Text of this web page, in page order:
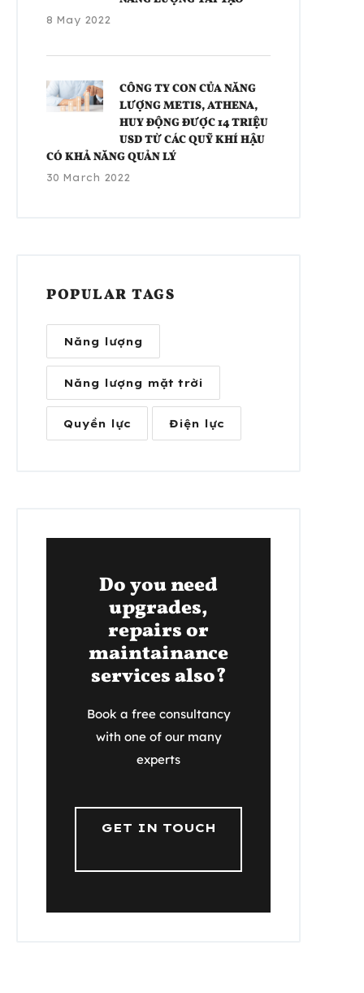
8 May 2022
CÔNG TY CON CỦA NĂNG
LƯỢNG METIS, ATHENA,
HUY ĐỘNG ĐƯỢC 14 TRIỆU
USD TỪ CÁC QUỸ KHÍ HẬU
CÓ KHẢ NĂNG QUẢN LÝ
30 March 2022
POPULAR TAGS
Năng lượng
Năng lượng mặt trời
Quyền lực Điện lực
Do you need
upgrades,
repairs or
maintainance
services also?
Book a free consultancy
with one of our many
experts
GET IN TOUCH